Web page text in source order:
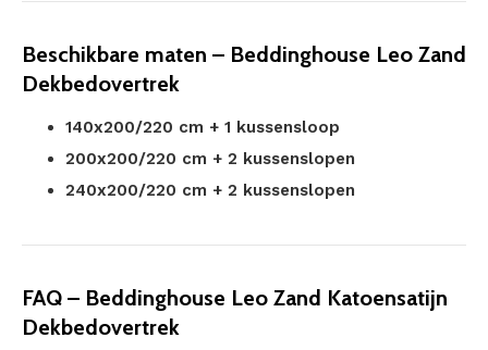
Beschikbare maten – Beddinghouse Leo Zand
Dekbedovertrek
140x200/220 cm + 1 kussensloop
200x200/220 cm + 2 kussenslopen
240x200/220 cm + 2 kussenslopen
FAQ – Beddinghouse Leo Zand Katoensatijn
Dekbedovertrek